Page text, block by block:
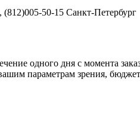
50-15 Санкт-Петербург
одного дня с момента
параметрам зрения,